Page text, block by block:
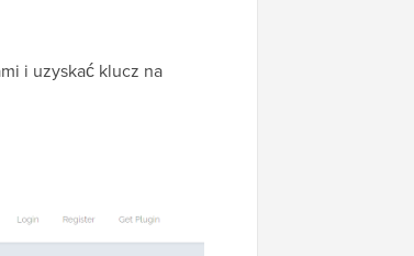
i uzyskać klucz na